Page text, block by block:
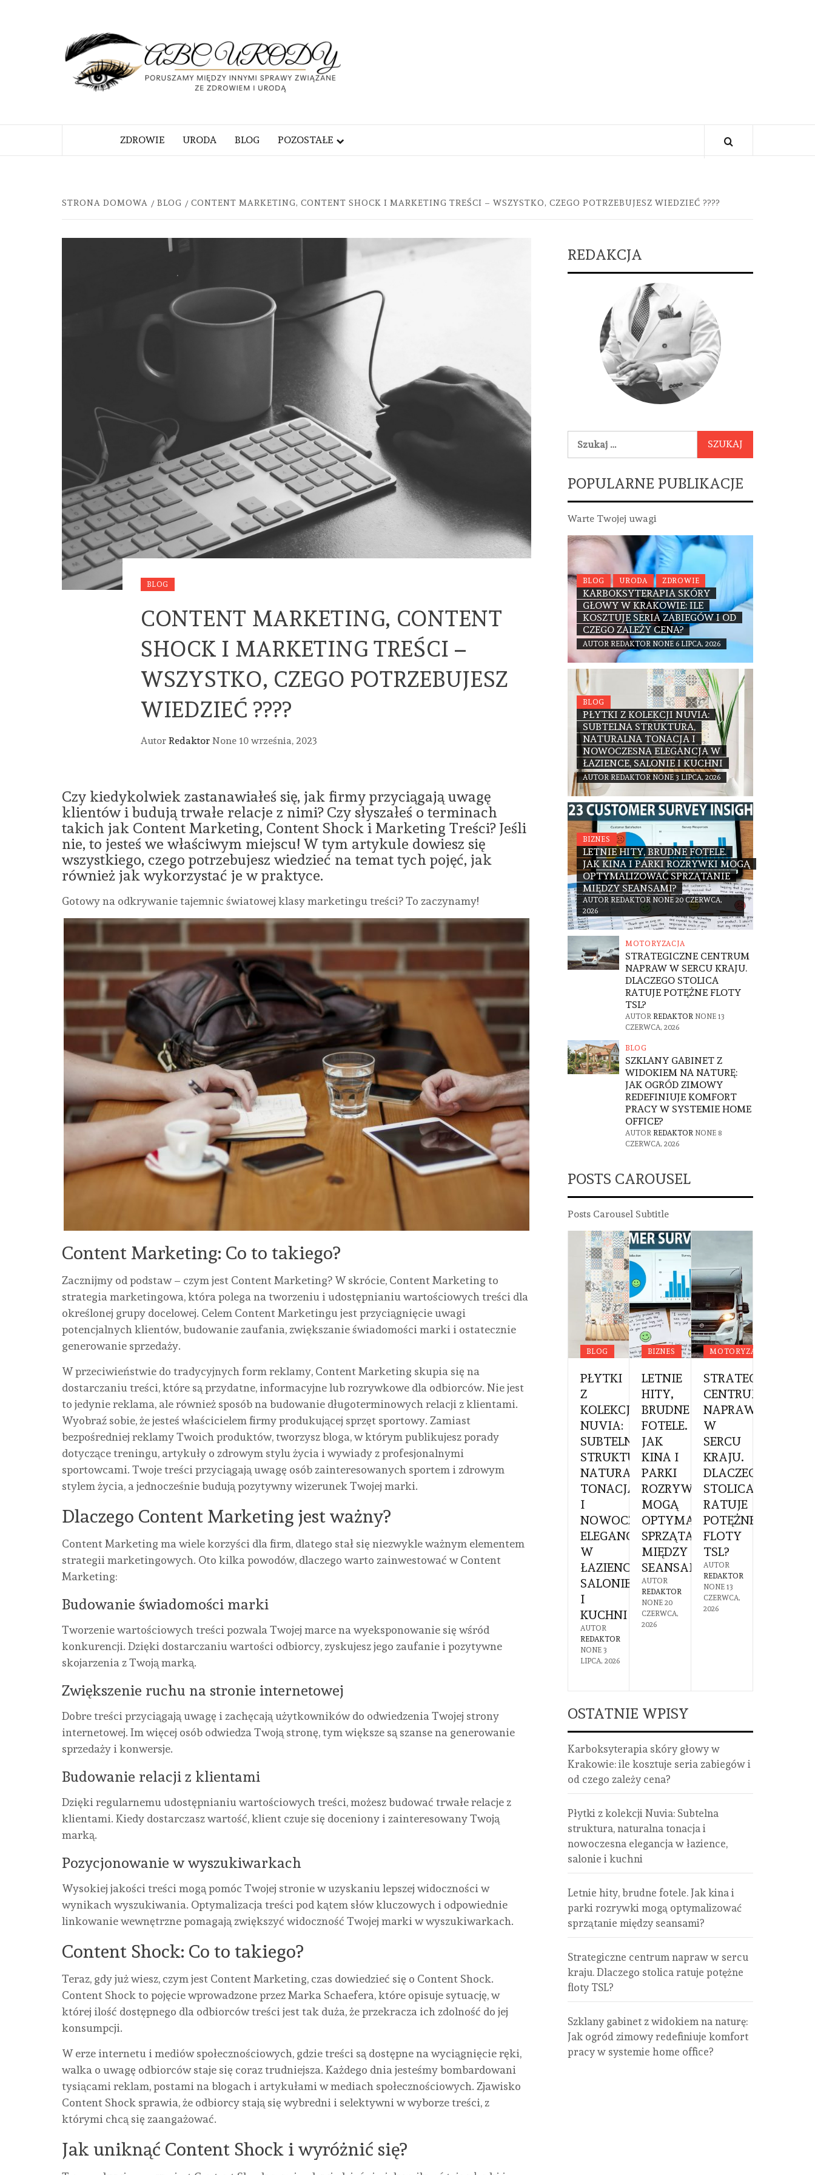
ZDROWIE
URODA BLOG POZOSTAŁE
STRONA DOMOWA BLOG CONTENT MARKETING, CONTENT SHOCK I MARKETING TREŚCI – WSZYSTKO, CZEGO POTRZEBUJESZ WIEDZIEĆ ????
BLOG
CONTENT MARKETING, CONTENT
SHOCK I MARKETING TREŚCI –
WSZYSTKO, CZEGO POTRZEBUJESZ
WIEDZIEĆ ????
Autor Redaktor None 10 września, 2023
Czy kiedykolwiek zastanawiałeś się, jak firmy przyciągają uwagę
klientów i budują trwałe relacje z nimi? Czy słyszałeś o terminach
takich jak Content Marketing, Content Shock i Marketing Treści? Jeśli
nie, to jesteś we właściwym miejscu! W tym artykule dowiesz się
wszystkiego, czego potrzebujesz wiedzieć na temat tych pojęć, jak
również jak wykorzystać je w praktyce.
Gotowy na odkrywanie tajemnic światowej klasy marketingu treści? To zaczynamy!
Content Marketing: Co to takiego?
Zacznijmy od podstaw – czym jest Content Marketing? W skrócie, Content Marketing to
strategia marketingowa, która polega na tworzeniu i udostępnianiu wartościowych treści dla
określonej grupy docelowej. Celem Content Marketingu jest przyciągnięcie uwagi
potencjalnych klientów, budowanie zaufania, zwiększanie świadomości marki i ostatecznie
generowanie sprzedaży.
W przeciwieństwie do tradycyjnych form reklamy, Content Marketing skupia się na
dostarczaniu treści, które są przydatne, informacyjne lub rozrywkowe dla odbiorców. Nie jest
to jedynie reklama, ale również sposób na budowanie długoterminowych relacji z klientami.
Wyobraź sobie, że jesteś właścicielem firmy produkującej sprzęt sportowy. Zamiast
bezpośredniej reklamy Twoich produktów, tworzysz bloga, w którym publikujesz porady
dotyczące treningu, artykuły o zdrowym stylu życia i wywiady z profesjonalnymi
sportowcami. Twoje treści przyciągają uwagę osób zainteresowanych sportem i zdrowym
stylem życia, a jednocześnie budują pozytywny wizerunek Twojej marki.
Dlaczego Content Marketing jest ważny?
Content Marketing ma wiele korzyści dla firm, dlatego stał się niezwykle ważnym elementem
strategii marketingowych. Oto kilka powodów, dlaczego warto zainwestować w Content
Marketing:
Budowanie świadomości marki
Tworzenie wartościowych treści pozwala Twojej marce na wyeksponowanie się wśród
konkurencji. Dzięki dostarczaniu wartości odbiorcy, zyskujesz jego zaufanie i pozytywne
skojarzenia z Twoją marką.
Zwiększenie ruchu na stronie internetowej
Dobre treści przyciągają uwagę i zachęcają użytkowników do odwiedzenia Twojej strony
internetowej. Im więcej osób odwiedza Twoją stronę, tym większe są szanse na generowanie
sprzedaży i konwersje.
Budowanie relacji z klientami
Dzięki regularnemu udostępnianiu wartościowych treści, możesz budować trwałe relacje z
klientami. Kiedy dostarczasz wartość, klient czuje się doceniony i zainteresowany Twoją
marką.
Pozycjonowanie w wyszukiwarkach
Wysokiej jakości treści mogą pomóc Twojej stronie w uzyskaniu lepszej widoczności w
wynikach wyszukiwania. Optymalizacja treści pod kątem słów kluczowych i odpowiednie
linkowanie wewnętrzne pomagają zwiększyć widoczność Twojej marki w wyszukiwarkach.
Content Shock: Co to takiego?
Teraz, gdy już wiesz, czym jest Content Marketing, czas dowiedzieć się o Content Shock.
Content Shock to pojęcie wprowadzone przez Marka Schaefera, które opisuje sytuację, w
której ilość dostępnego dla odbiorców treści jest tak duża, że przekracza ich zdolność do jej
konsumpcji.
W erze internetu i mediów społecznościowych, gdzie treści są dostępne na wyciągnięcie ręki,
walka o uwagę odbiorców staje się coraz trudniejsza. Każdego dnia jesteśmy bombardowani
tysiącami reklam, postami na blogach i artykułami w mediach społecznościowych. Zjawisko
Content Shock sprawia, że odbiorcy stają się wybredni i selektywni w wyborze treści, z
którymi chcą się zaangażować.
Jak uniknąć Content Shock i wyróżnić się?
REDAKCJA
POPULARNE PUBLIKACJE
Warte Twojej uwagi
BLOG URODA ZDROWIE
KARBOKSYTERAPIA SKÓRY
GŁOWY W KRAKOWIE: ILE
KOSZTUJE SERIA ZABIEGÓW I OD
CZEGO ZALEŻY CENA?
AUTOR REDAKTOR NONE 6 LIPCA, 2026
BLOG
PŁYTKI Z KOLEKCJI NUVIA:
SUBTELNA STRUKTURA,
NATURALNA TONACJA I
NOWOCZESNA ELEGANCJA W
ŁAZIENCE, SALONIE I KUCHNI
AUTOR REDAKTOR NONE 3 LIPCA, 2026
BIZNES
LETNIE HITY, BRUDNE FOTELE.
JAK KINA I PARKI ROZRYWKI MOGĄ
OPTYMALIZOWAĆ SPRZĄTANIE
MIĘDZY SEANSAMI?
AUTOR REDAKTOR NONE 20 CZERWCA,
2026
MOTORYZACJA
STRATEGICZNE CENTRUM
NAPRAW W SERCU KRAJU.
DLACZEGO STOLICA
RATUJE POTĘŻNE FLOTY
TSL?
AUTOR REDAKTOR NONE 13
CZERWCA, 2026
BLOG
SZKLANY GABINET Z
WIDOKIEM NA NATURĘ:
JAK OGRÓD ZIMOWY
REDEFINIUJE KOMFORT
PRACY W SYSTEMIE HOME
OFFICE?
AUTOR REDAKTOR NONE 8
CZERWCA, 2026
POSTS CAROUSEL
Posts Carousel Subtitle
LETNIE
HITY,
BRUDNE
FOTELE.
JAK
KINA I
PARKI
ROZRYWKI
OPTYMALIZOWAĆ
SPRZĄTANIE
MIĘDZY
SEANSAMI?
STRATEGICZNE
CENTRUM
NAPRAW
W
SERCU
KRAJU.
DLACZEGO
STOLICA
TSL?
AUTOR
SZKLANY
GABINET
Z
WIDOKIEM
NA
NATURĘ:
JAK
PRACY
W
AUTOR
NONE 8
KARBOKSYTERAPIA
SKÓRY
KRAKOWIE:
ZABIEGÓW
ZALEŻY
BLOG
PŁYTKI
Z
KOLEKCJI
NUVIA:
SUBTELNA
STRUKTURA,
NATURALNA
TONACJA
I
NOWOCZESNA
ELEGANCJA
W
ŁAZIENCE,
SALONIE
I
KUCHNI
AUTOR
REDAKTOR
NONE 3
LIPCA, 2026
BIZNES
LETNIE
HITY,
BRUDNE
FOTELE.
JAK
KINA I
PARKI
ROZRYWKI
MOGĄ
OPTYMALIZOWAĆ
SPRZĄTANIE
MIĘDZY
SEANSAMI?
AUTOR
REDAKTOR
NONE 20
CZERWCA,
2026
MOTORYZACJA
STRATEGICZNE
CENTRUM
NAPRAW
W
SERCU
KRAJU.
DLACZEGO
STOLICA
RATUJE
POTĘŻNE
FLOTY
TSL?
AUTOR
REDAKTOR
NONE 13
CZERWCA,
2026
OSTATNIE WPISY
Karboksyterapia skóry głowy w
Krakowie: ile kosztuje seria zabiegów i
od czego zależy cena?
Płytki z kolekcji Nuvia: Subtelna
struktura, naturalna tonacja i
nowoczesna elegancja w łazience,
salonie i kuchni
Letnie hity, brudne fotele. Jak kina i
parki rozrywki mogą optymalizować
sprzątanie między seansami?
Strategiczne centrum napraw w sercu
kraju. Dlaczego stolica ratuje potężne
floty TSL?
Szklany gabinet z widokiem na naturę:
Jak ogród zimowy redefiniuje komfort
pracy w systemie home office?